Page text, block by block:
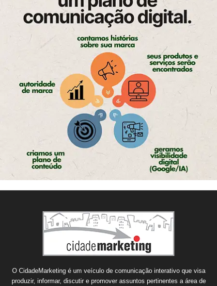
O CidadeMarketing é um veículo de comunicação interativo que visa
produzir, informar, discutir e promover assuntos pertinentes a área de